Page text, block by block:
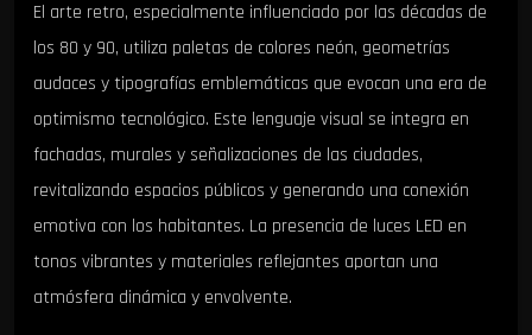
El arte retro, especialmente influenciado por las décadas de
los 80 y 90, utiliza paletas de colores neón, geometrías
audaces y tipografías emblemáticas que evocan una era de
optimismo tecnológico. Este lenguaje visual se integra en
fachadas, murales y señalizaciones de las ciudades,
revitalizando espacios públicos y generando una conexión
emotiva con los habitantes. La presencia de luces LED en
tonos vibrantes y materiales reflejantes aportan una
atmósfera dinámica y envolvente.